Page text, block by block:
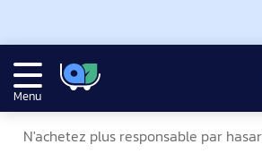
Menu